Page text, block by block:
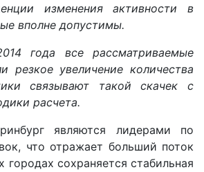
изменения активности в
вполне допустимы.
года все рассматриваемые
резкое увеличение количества
связывают такой скачек с
расчета.
являются лидерами по
что отражает больший поток
городах сохраняется стабильная